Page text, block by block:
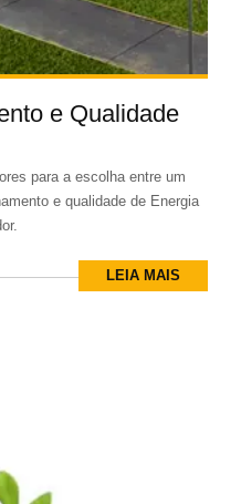
e Qualidade
para a escolha entre um
e qualidade de Energia
LEIA MAIS